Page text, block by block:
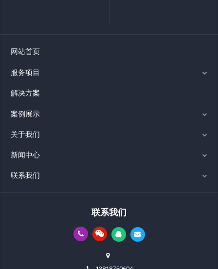
网站首页
服务项目
解决方案
案例展示
关于我们
新闻中心
联系我们
联系我们